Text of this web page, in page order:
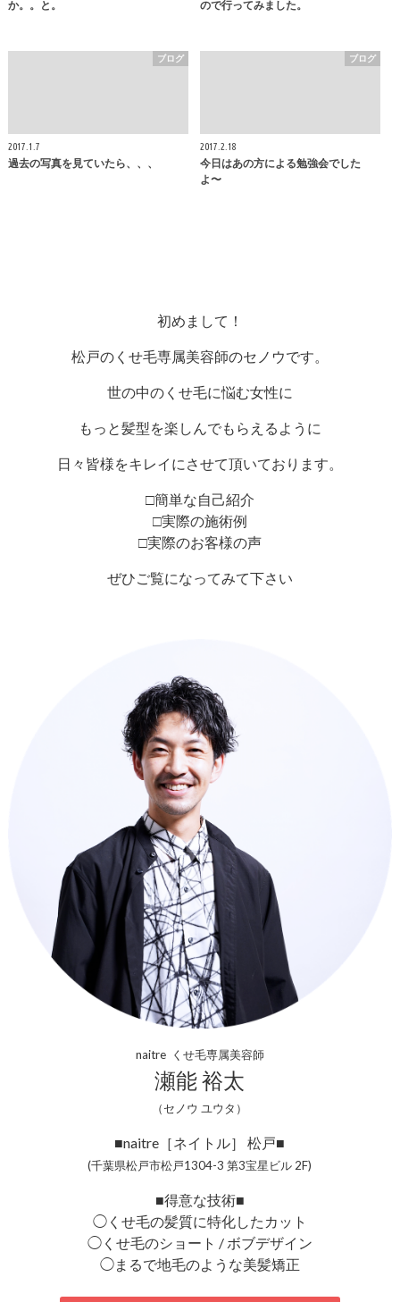
か。。と。 ので行ってみました。
ブログ
2017.1.7
過去の写真を見ていたら、、、
ブログ
2017.2.18
今日はあの方による勉強会でした
よ〜
初めまして！
松戸のくせ毛専属美容師のセノウです。
世の中のくせ毛に悩む女性に
もっと髪型を楽しんでもらえるように
日々皆様をキレイにさせて頂いております。
□簡単な自己紹介
□実際の施術例
□実際のお客様の声
ぜひご覧になってみて下さい
naitre くせ毛専属美容師
瀬能 裕太
（セノウ ユウタ）
■naitre［ネイトル］ 松戸■
(千葉県松戸市松戸1304-3 第3宝星ビル 2F)
■得意な技術■
◯くせ毛の髪質に特化したカット
◯くせ毛のショート / ボブデザイン
◯まるで地毛のような美髪矯正